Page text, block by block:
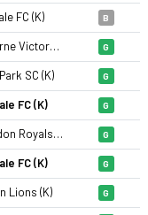
Kadınlar'de
FC (K) B
Melbourne Victory FC Youth (K) G
SC (K) G
FC (K) G
Essendon Royals SC (K) G
FC (K) G
Lions (K) G